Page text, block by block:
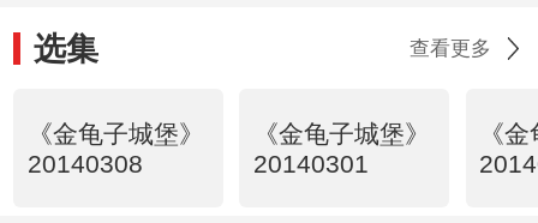
选集 查看更多
《金龟子城堡》
20140308
《金龟子城堡》
20140301
《